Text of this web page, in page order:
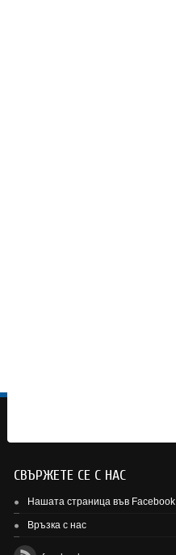
СВЪРЖЕТЕ СЕ С НАС
Нашата страница във Facebook
Връзка с нас